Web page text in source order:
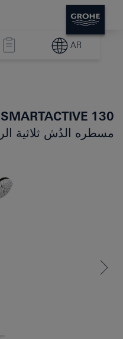
AR
130
مسطره الدُش ثلاثية